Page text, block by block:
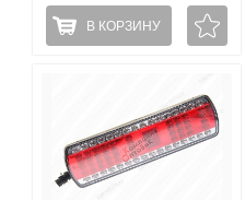
В КОРЗИНУ